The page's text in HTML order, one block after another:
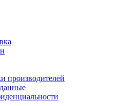
производителей